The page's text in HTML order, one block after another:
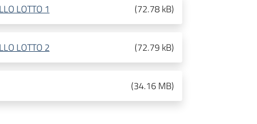
LOTTO 1 (72.78 kB)
LOTTO 2 (72.79 kB)
(34.16 MB)